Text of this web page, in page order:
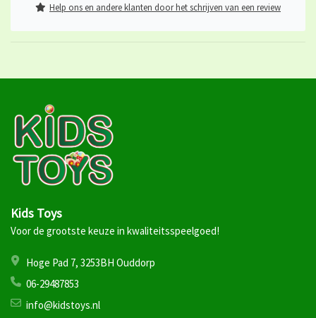
Help ons en andere klanten door het schrijven van een review
Kids Toys
Voor de grootste keuze in kwaliteitsspeelgoed!
Hoge Pad 7, 3253BH Ouddorp
06-29487853
info@kidstoys.nl